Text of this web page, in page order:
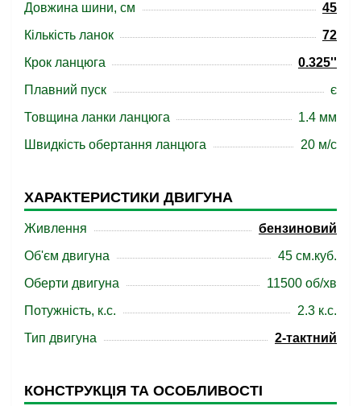
Довжина шини, см
45
Кількість ланок
72
Крок ланцюга
0.325''
Плавний пуск
є
Товщина ланки ланцюга
1.4 мм
Швидкість обертання ланцюга
20 м/с
ХАРАКТЕРИСТИКИ ДВИГУНА
Живлення
бензиновий
Об'єм двигуна
45 см.куб.
Оберти двигуна
11500 об/хв
Потужність, к.с.
2.3 к.с.
Тип двигуна
2-тактний
КОНСТРУКЦІЯ ТА ОСОБЛИВОСТІ